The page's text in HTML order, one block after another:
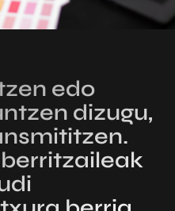
edo
dizugu,